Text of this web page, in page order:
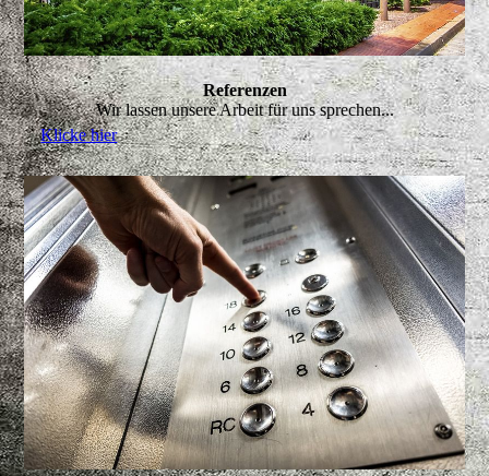
Referenzen
Wir lassen unsere Arbeit für uns sprechen...
Klicke hier